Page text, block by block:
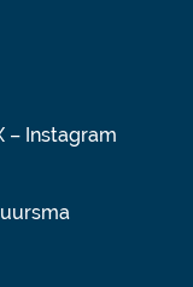
– Instagram